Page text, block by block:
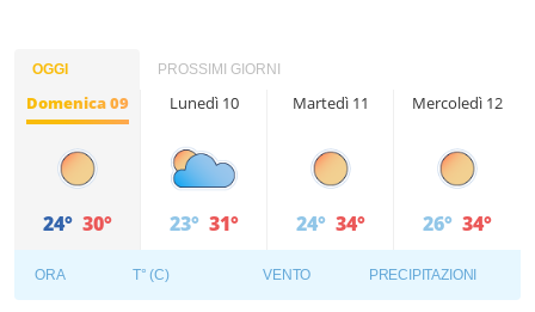
OGGI PROSSIMI GIORNI
Domenica 09
24° 30°
Lunedì 10
23° 31°
Martedì 11
24° 34°
Mercoledì 12
26° 34°
ORA T° (C) VENTO PRECIPITAZIONI